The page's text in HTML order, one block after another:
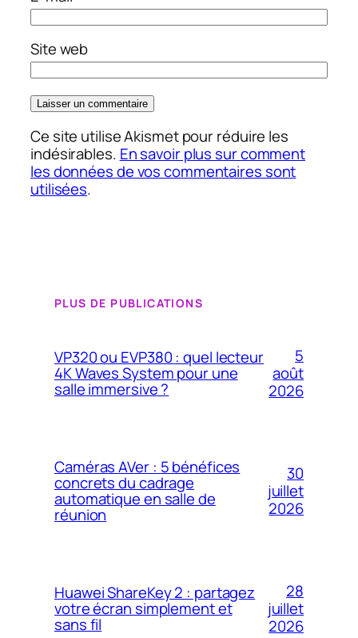
Site web
Ce site utilise Akismet pour réduire les
indésirables. En savoir plus sur comment
les données de vos commentaires sont
utilisées.
PLUS DE PUBLICATIONS
VP320 ou EVP380 : quel lecteur
4K Waves System pour une
salle immersive ?
5
août
2026
Caméras AVer : 5 bénéfices
concrets du cadrage
automatique en salle de
réunion
30
juillet
2026
Huawei ShareKey 2 : partagez
votre écran simplement et
sans fil
28
juillet
2026